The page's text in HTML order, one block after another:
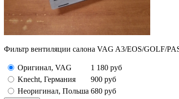
Фильтр вентиляции салона VAG A3/EOS/GOLF/
Оригинал, VAG 1 180 руб
Knecht, Германия
900 руб
Неоригинал, Польша 680 руб